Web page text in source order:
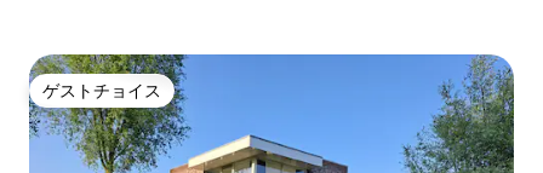
ゲストチョイス
ゲストチョイス